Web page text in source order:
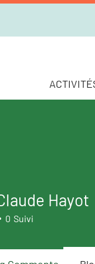
Hayot
0 Suivi